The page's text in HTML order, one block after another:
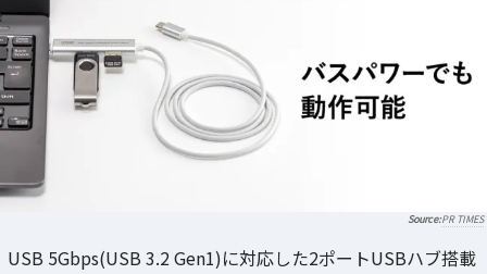
PR TIMES
USB 5Gbps(USB 3.2 Gen1)に対応した2ポートUSBハブ搭載